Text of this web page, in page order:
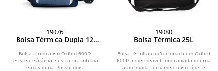
19076
Bolsa Térmica Dupla 12
Bolsa térmica em Oxford 600D
resistente à água e estrutura interna
em espuma. Possui dois
19080
Bolsa Térmica 25L
Bolsa térmica confeccionada em Oxford
600D impermeável com camada interna
acolchoada, fechamento em zíper e